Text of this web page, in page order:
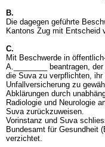
B.
Die dagegen geführte
Kantons Zug mit Entscheid
C.
Mit Beschwerde in
A.________ beantragen,
die Suva zu verpflichten,
Unfallversicherung zu
Abklärungen durch
Radiologie und Neurologie
Suva zurückzuweisen.
Vorinstanz und Suva
Bundesamt für Gesundheit
verzichtet.